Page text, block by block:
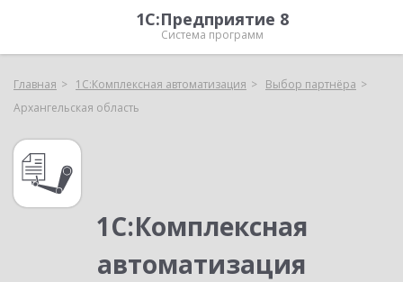
1С:Предприятие 8
Система программ
Главная 1С:Комплексная автоматизация
Выбор партнёра
Архангельская область
1С:Комплексная
автоматизация